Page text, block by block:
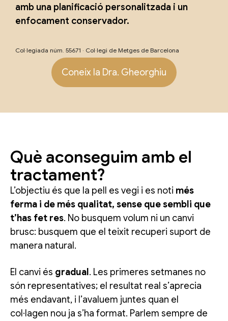
amb una planificació personalitzada i un
enfocament conservador.
Col·legiada núm. 55671 · Col·legi de Metges de Barcelona
Coneix la Dra. Gheorghiu
Què aconseguim amb el
tractament?
L’objectiu és que la pell es vegi i es noti més
ferma i de més qualitat, sense que sembli que
t’has fet res. No busquem volum ni un canvi
brusc: busquem que el teixit recuperi suport de
manera natural.
El canvi és gradual. Les primeres setmanes no
són representatives; el resultat real s’aprecia
més endavant, i l’avaluem juntes quan el
col·lagen nou ja s’ha format. Parlem sempre de